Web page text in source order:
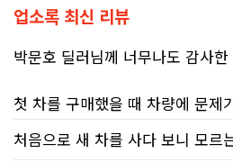
업소록 최신 리뷰
첫 차를 구매했을 때 차량에 문제가 너무 많아 고생했던 경험이 있어서, 이번에는 정말 신중하게 고민하고 꼼꼼하게 알아본 후 차를 구매하고 싶었습
처음 차량을 선택하는 과정부터 저에게 맞는 차량을 추천해 주셨고, 그 차량의 장단점과 다양한 기능까지 하나하나 자세하게 설명해 주셔서 큰 도움이 되었습니다. 원래는 새 차